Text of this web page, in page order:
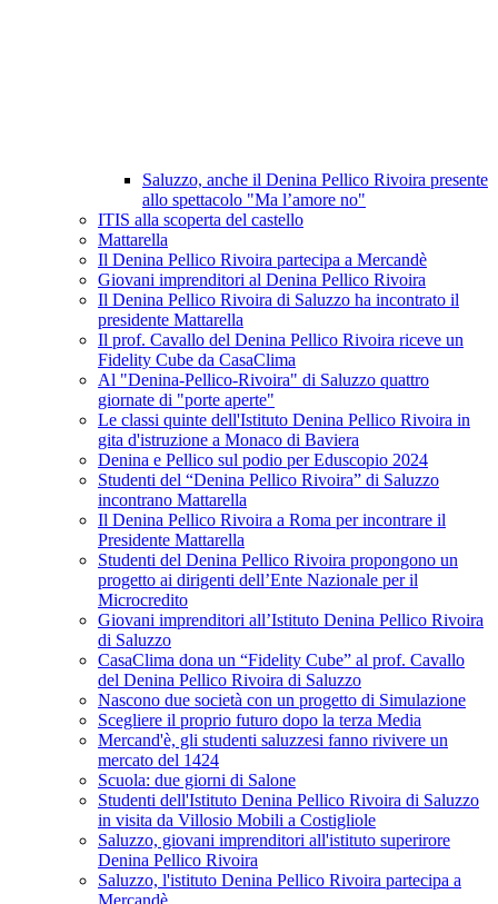
Saluzzo, anche il Denina Pellico Rivoira presente
allo spettacolo "Ma l’amore no"
ITIS alla scoperta del castello
Mattarella
Il Denina Pellico Rivoira partecipa a Mercandè
Giovani imprenditori al Denina Pellico Rivoira
Il Denina Pellico Rivoira di Saluzzo ha incontrato il
presidente Mattarella
Il prof. Cavallo del Denina Pellico Rivoira riceve un
Fidelity Cube da CasaClima
Al "Denina-Pellico-Rivoira" di Saluzzo quattro
giornate di "porte aperte"
Le classi quinte dell'Istituto Denina Pellico Rivoira in
gita d'istruzione a Monaco di Baviera
Denina e Pellico sul podio per Eduscopio 2024
Studenti del “Denina Pellico Rivoira” di Saluzzo
incontrano Mattarella
Il Denina Pellico Rivoira a Roma per incontrare il
Presidente Mattarella
Studenti del Denina Pellico Rivoira propongono un
progetto ai dirigenti dell’Ente Nazionale per il
Microcredito
Giovani imprenditori all’Istituto Denina Pellico Rivoira
di Saluzzo
CasaClima dona un “Fidelity Cube” al prof. Cavallo
del Denina Pellico Rivoira di Saluzzo
Nascono due società con un progetto di Simulazione
Scegliere il proprio futuro dopo la terza Media
Mercand'è, gli studenti saluzzesi fanno rivivere un
mercato del 1424
Scuola: due giorni di Salone
Studenti dell'Istituto Denina Pellico Rivoira di Saluzzo
in visita da Villosio Mobili a Costigliole
Saluzzo, giovani imprenditori all'istituto superirore
Denina Pellico Rivoira
Saluzzo, l'istituto Denina Pellico Rivoira partecipa a